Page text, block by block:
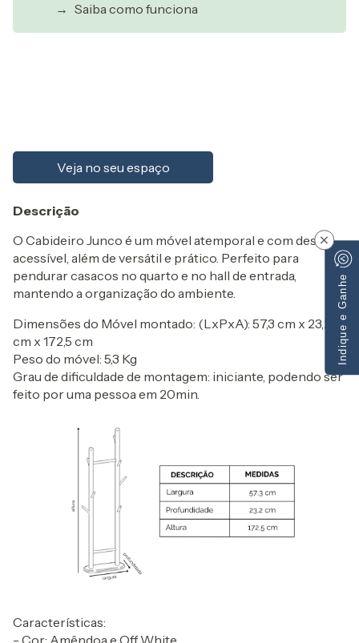
→ Saiba como funciona
Veja no seu espaço
Descrição
O Cabideiro Junco é um móvel atemporal e com design
acessível, além de versátil e prático. Perfeito para
pendurar casacos no quarto e no hall de entrada,
mantendo a organização do ambiente.
Dimensões do Móvel montado: (LxPxA): 57,3 cm x 23,2
cm x 172,5 cm
Peso do móvel: 5,3 Kg
Grau de dificuldade de montagem: iniciante, podendo ser
feito por uma pessoa em 20min.
Características:
Indique e Ganhe
×